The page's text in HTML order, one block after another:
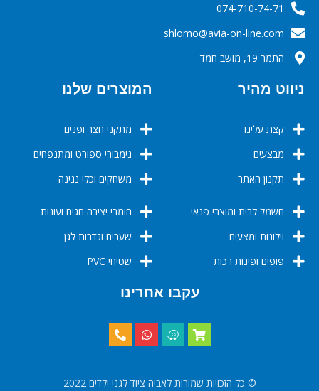
074-710-74-71
‬‬‬shlomo@avia-on-line.com‬
התמר 19, מושב חמד
ניווט מהיר
קצת עלינו
מבצעים
תקנון האתר
המוצרים שלנו
מתקני חצר ופנים
גימבורי ספורט ומתנפחים
משחקים וכלי נגינה
חשמל לבית ומוצרי פנאי
וילונות ומצעים
פופים ופינות רכות
חומרי יצירה חגים ועונות
שערים וגדרות לגן
שטיחי PVC
עקבו אחרינו
© כל הזכויות שמורות לאביה ציוד לגני ילדים 2022